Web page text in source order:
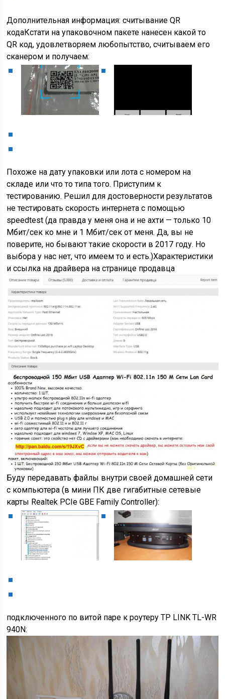
Дополнительная информация: считывание QR
кодаКстати на упаковочном пакете нанесен какой то
QR код, удовлетворяем любопытство, считываем его
сканером и получаем:
Похоже на дату упаковки или лота с номером на
складе или что то типа того. Приступим к
тестированию. Решил для достоверности результатов
не тестировать скорость интернета с помощью
speedtest (да правда у меня она и не ахти — только 10
Мбит/сек ко мне и 1 Мбит/сек от меня. Да, вы не
поверите, но бывают такие скорости в 2017 году. Но
выбора у нас нет, что имеем то и есть.)Характеристики
и ссылка на драйвера на странице продавца
Буду передавать файлы внутри своей домашней сети
с компьютера (в мини ПК две гигабитные сетевые
карты Realtek PCIe GBE Family Controller):
подключенного по витой паре к роутеру TP LINK TL-WR
940N: